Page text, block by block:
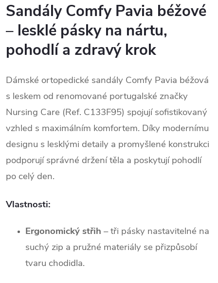
Sandály Comfy Pavia béžové
– lesklé pásky na nártu,
pohodlí a zdravý krok
Dámské ortopedické sandály Comfy Pavia béžová
s leskem od renomované portugalské značky
Nursing Care (Ref. C133F95) spojují sofistikovaný
vzhled s maximálním komfortem. Díky modernímu
designu s lesklými detaily a promyšlené konstrukci
podporují správné držení těla a poskytují pohodlí
po celý den.
Vlastnosti:
Ergonomický střih – tři pásky nastavitelné na
suchý zip a pružné materiály se přizpůsobí
tvaru chodidla.